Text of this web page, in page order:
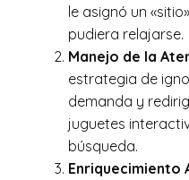
le asignó un
pudiera relajarse.
Manejo de la
estrategia de
demanda y
juguetes
búsqueda.
Enriquecimiento